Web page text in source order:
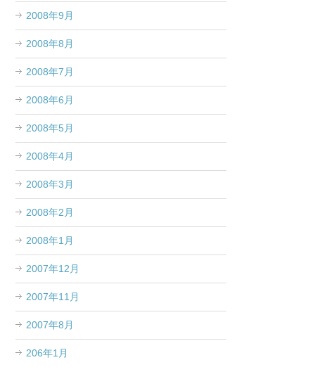
2008年9月
2008年8月
2008年7月
2008年6月
2008年5月
2008年4月
2008年3月
2008年2月
2008年1月
2007年12月
2007年11月
2007年8月
206年1月